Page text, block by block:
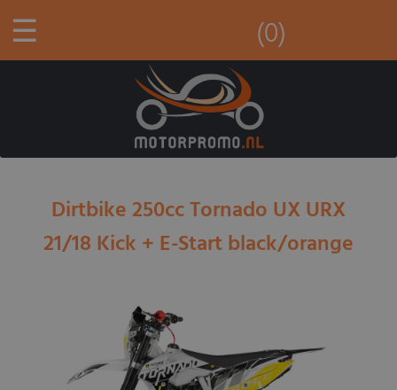
☰ (0)
Dirtbike 250cc Tornado UX URX
21/18 Kick + E-Start black/orange